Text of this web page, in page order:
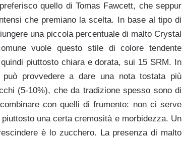
quello di Tomas Fawcett, che seppur
che premiano la scelta. In base al tipo di
una piccola percentuale di malto Crystal
vuole questo stile di colore tendente
piuttosto chiara e dorata, sui 15 SRM. In
provvedere a dare una nota tostata più
(5-10%), che da tradizione spesso sono di
con quelli di frumento: non ci serve
una certa cremosità e morbidezza. Un
è lo zucchero. La presenza di malto